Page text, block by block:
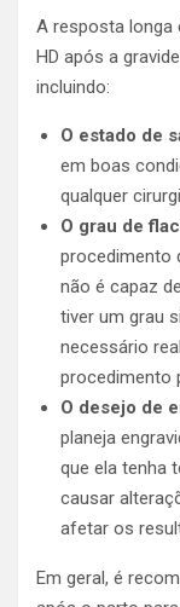
A resposta longa
HD após a
incluindo:
O estado de
em boas
qualquer
O grau de
procedimento
não é capaz
tiver um grau
necessário
procedimento
O desejo de
planeja
que ela tenha
causar
afetar os
Em geral, é